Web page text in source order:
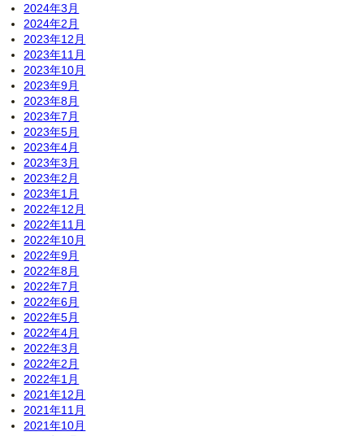
2024年3月
2024年2月
2023年12月
2023年11月
2023年10月
2023年9月
2023年8月
2023年7月
2023年5月
2023年4月
2023年3月
2023年2月
2023年1月
2022年12月
2022年11月
2022年10月
2022年9月
2022年8月
2022年7月
2022年6月
2022年5月
2022年4月
2022年3月
2022年2月
2022年1月
2021年12月
2021年11月
2021年10月